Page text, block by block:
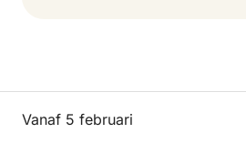
Vanaf 5 februari